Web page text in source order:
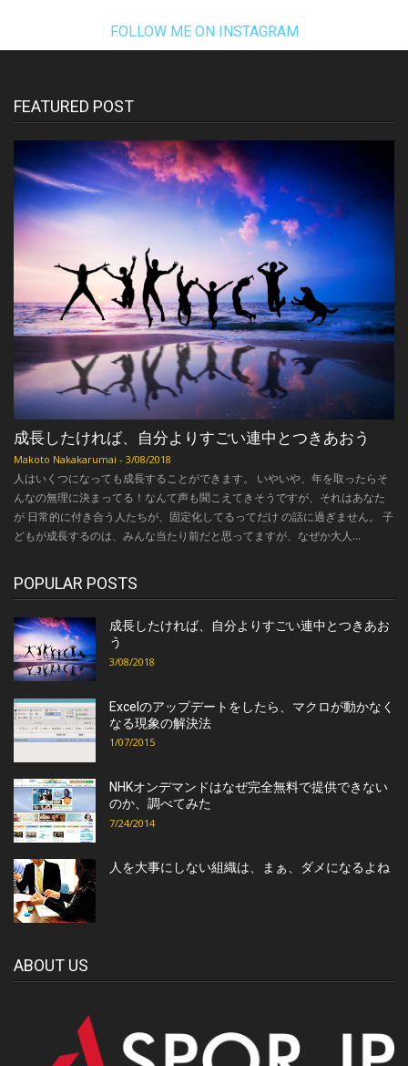
FOLLOW ME ON INSTAGRAM
FEATURED POST
成長したければ、自分よりすごい連中とつきあおう
Makoto Nakakarumai - 3/08/2018
人はいくつになっても成長することができます。 いやいや、年を取ったらそ
んなの無理に決まってる！なんて声も聞こえてきそうですが、それはあなた
が 日常的に付き合う人たちが、固定化してるってだけ の話に過ぎません。 子
どもが成長するのは、みんな当たり前だと思ってますが、なぜか大人...
POPULAR POSTS
成長したければ、自分よりすごい連中とつきあお
う
3/08/2018
Excelのアップデートをしたら、マクロが動かなく
なる現象の解決法
1/07/2015
NHKオンデマンドはなぜ完全無料で提供できない
のか、調べてみた
7/24/2014
人を大事にしない組織は、まぁ、ダメになるよね
ABOUT US